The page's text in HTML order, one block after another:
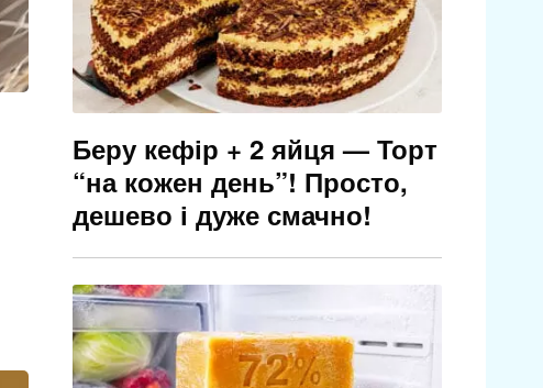
Беру кефір + 2 яйця — Торт
“на кожен день”! Просто,
дешево і дуже смачно!